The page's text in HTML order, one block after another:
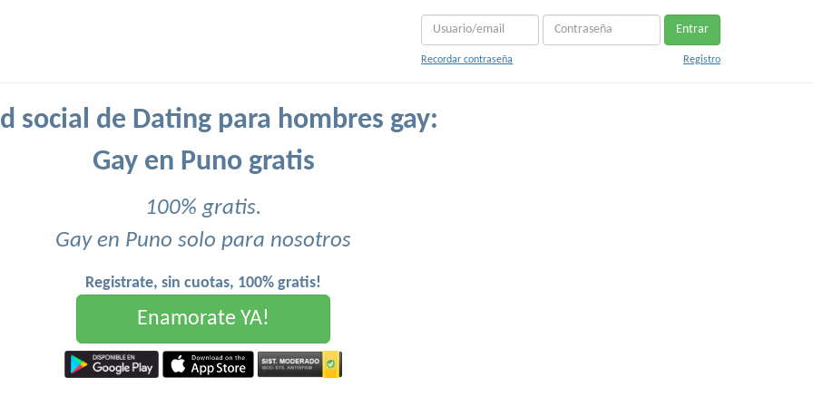
Entrar
Recordar contraseña Registro
social de Dating para hombres gay:
Gay en Puno gratis
100% gratis.
Gay en Puno solo para nosotros
Registrate, sin cuotas, 100% gratis!
Enamorate YA!